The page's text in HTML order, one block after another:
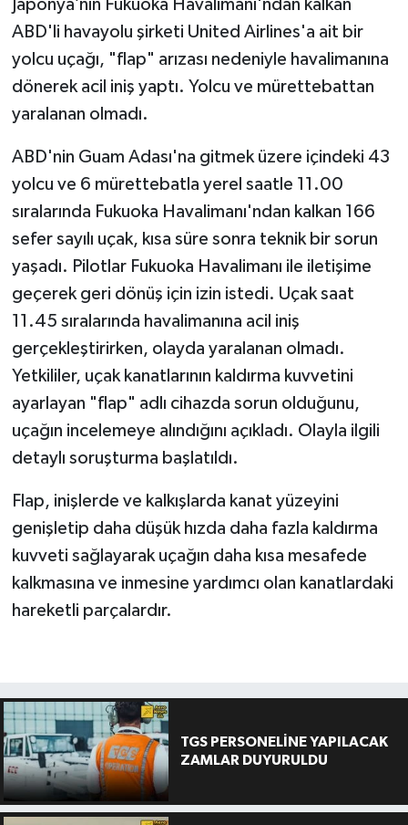
Japonya’nın Fukuoka Havalimanı'ndan kalkan
ABD'li havayolu şirketi United Airlines'a ait bir
yolcu uçağı, "flap" arızası nedeniyle havalimanına
dönerek acil iniş yaptı. Yolcu ve mürettebattan
yaralanan olmadı.
ABD'nin Guam Adası'na gitmek üzere içindeki 43
yolcu ve 6 mürettebatla yerel saatle 11.00
sıralarında Fukuoka Havalimanı'ndan kalkan 166
sefer sayılı uçak, kısa süre sonra teknik bir sorun
yaşadı. Pilotlar Fukuoka Havalimanı ile iletişime
geçerek geri dönüş için izin istedi. Uçak saat
11.45 sıralarında havalimanına acil iniş
gerçekleştirirken, olayda yaralanan olmadı.
Yetkililer, uçak kanatlarının kaldırma kuvvetini
ayarlayan "flap" adlı cihazda sorun olduğunu,
uçağın incelemeye alındığını açıkladı. Olayla ilgili
detaylı soruşturma başlatıldı.
Flap, inişlerde ve kalkışlarda kanat yüzeyini
genişletip daha düşük hızda daha fazla kaldırma
kuvveti sağlayarak uçağın daha kısa mesafede
kalkmasına ve inmesine yardımcı olan kanatlardaki
hareketli parçalardır.
TGS PERSONELİNE YAPILACAK
ZAMLAR DUYURULDU